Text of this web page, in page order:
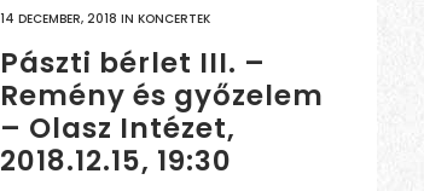
14 DECEMBER, 2018 IN KONCERTEK
Pászti bérlet III. –
Remény és győzelem
– Olasz Intézet,
2018.12.15, 19:30